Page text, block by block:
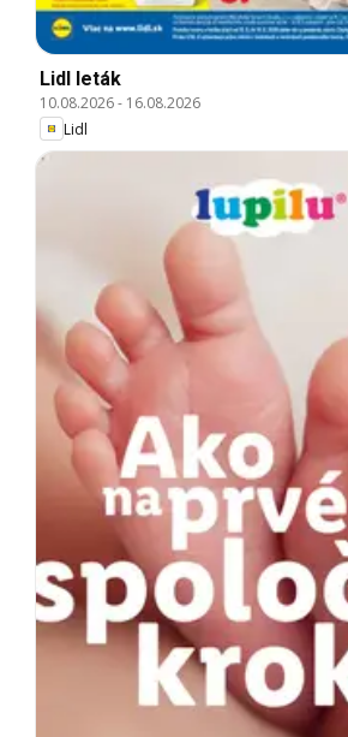
Lidl leták
10.08.2026- 16.08.2026
Lidl